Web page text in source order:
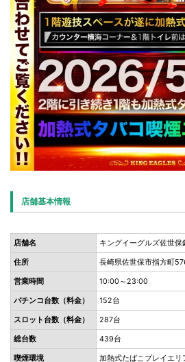
店舗基本情報
店舗名 キングイーグルズ佐世保
住所 長崎県佐世保市指方町
営業時間 10:00～23:00
パチンコ台数（料金） 152台
スロット台数（料金） 287台
総台数 439台
喫煙環境 加熱式たばこプレイエ